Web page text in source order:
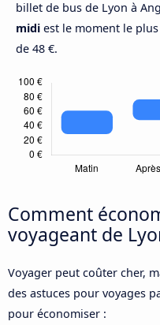
billet de bus de Lyon à
midi est le moment le
de 48 €.
Comment
voyageant de
Voyager peut coûter cher,
des astuces pour voyages
pour économiser :